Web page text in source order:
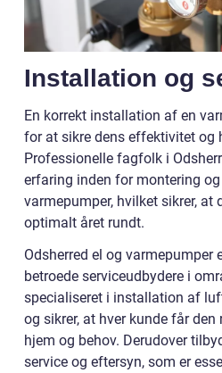
Installation og
En korrekt installation af en
for at sikre dens effektivitet og
Professionelle fagfolk i
erfaring inden for montering
varmepumper, hvilket sikrer, at
optimalt året rundt.
Odsherred el og varmepumper
betroede serviceudbydere i
specialiseret i installation af
og sikrer, at hver kunde får
hjem og behov. Derudover
service og eftersyn, som er